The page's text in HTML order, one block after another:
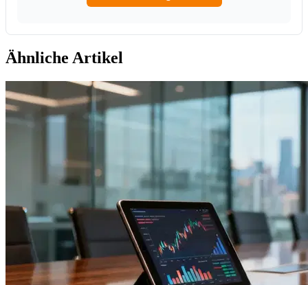
Ähnliche Artikel